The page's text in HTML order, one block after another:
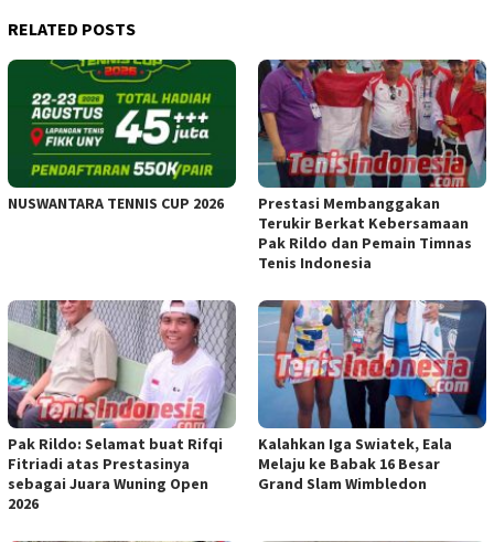
RELATED POSTS
NUSWANTARA TENNIS CUP 2026
Prestasi Membanggakan
Terukir Berkat Kebersamaan
Pak Rildo dan Pemain Timnas
Tenis Indonesia
Pak Rildo: Selamat buat Rifqi
Fitriadi atas Prestasinya
sebagai Juara Wuning Open
2026
Kalahkan Iga Swiatek, Eala
Melaju ke Babak 16 Besar
Grand Slam Wimbledon